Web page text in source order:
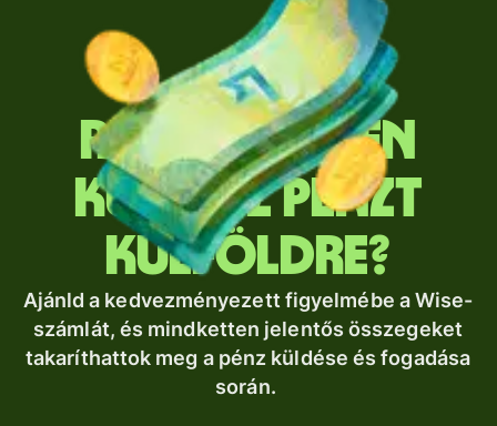
Rendszeresen
küldesz pénzt
külföldre?
Ajánld a kedvezményezett figyelmébe a Wise-
számlát, és mindketten jelentős összegeket
takaríthattok meg a pénz küldése és fogadása
során.